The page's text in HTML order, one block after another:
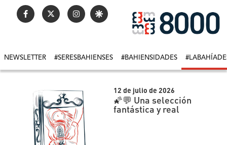
NEWSLETTER #SERESBAHIENSES #BAHIENSIDADES
12 de julio de 2026
🌠💬 Una selección
fantástica y real